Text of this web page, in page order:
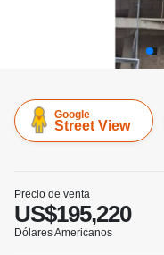
Google
Street View
Precio de venta
US$195,220
Dólares Americanos